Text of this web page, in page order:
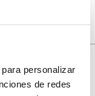
personalizar
de redes